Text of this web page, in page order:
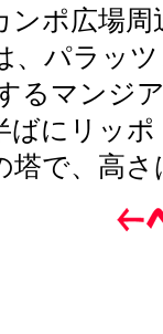
ポ広場周
、パラッ
るマンジ
にリッポ
塔で、高